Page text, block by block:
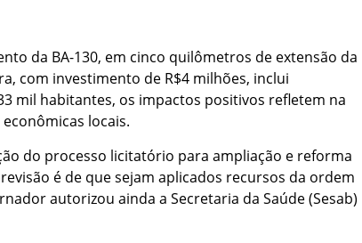
da BA-130, em cinco quilômetros de extensão da
com investimento de R$4 milhões, inclui
mil habitantes, os impactos positivos refletem na
locais.
do processo licitatório para ampliação e reforma
é de que sejam aplicados recursos da ordem
autorizou ainda a Secretaria da Saúde (Sesab)